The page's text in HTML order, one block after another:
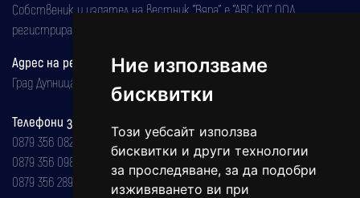
Ние използваме
бисквитки
Този уебсайт използва
бисквитки и други технологии
за проследяване, за да подобри
изживяването ви при
Собственик и издател на вестник "Вяра" е "АВС КО" ООД,
регистрирана на 08.05.2002 година.
Адрес на редакцията
Град Дупница, ул.''Христо Ботев" 43
Телефони за реклама и абонаменти
0879 356 082
0879 356 098
0879 356 289